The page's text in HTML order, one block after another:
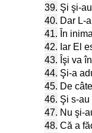
39. Şi şi-
40. Dar L-
41. În
42. Iar El
43. Îşi va
44. Şi-a
45. De
46. Şi s-au
47. Nu şi-
48. Că a